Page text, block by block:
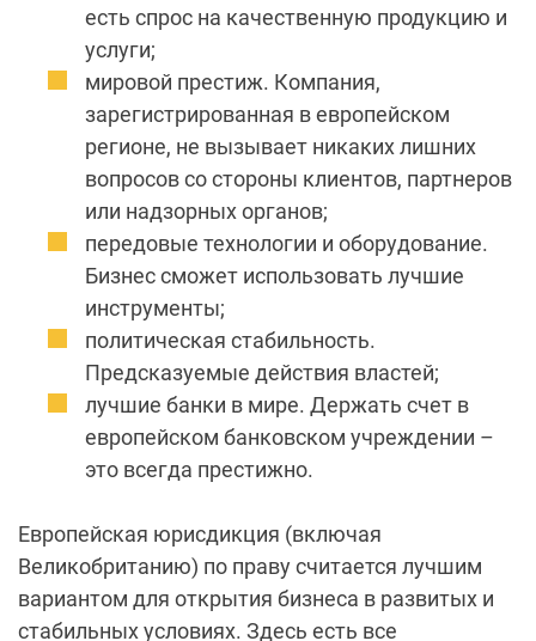
есть спрос на качественную продукцию и
услуги;
мировой престиж. Компания,
зарегистрированная в европейском
регионе, не вызывает никаких лишних
вопросов со стороны клиентов, партнеров
или надзорных органов;
передовые технологии и оборудование.
Бизнес сможет использовать лучшие
инструменты;
политическая стабильность.
Предсказуемые действия властей;
лучшие банки в мире. Держать счет в
европейском банковском учреждении –
это всегда престижно.
Европейская юрисдикция (включая
Великобританию) по праву считается лучшим
вариантом для открытия бизнеса в развитых и
стабильных условиях. Здесь есть все